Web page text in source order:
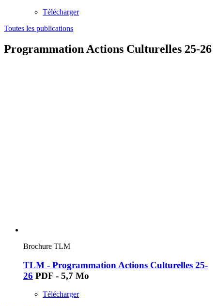
Télécharger
Toutes les publications
Programmation Actions Culturelles 25-26
Brochure TLM
TLM - Programmation Actions Culturelles 25-
26 PDF - 5,7 Mo
Télécharger